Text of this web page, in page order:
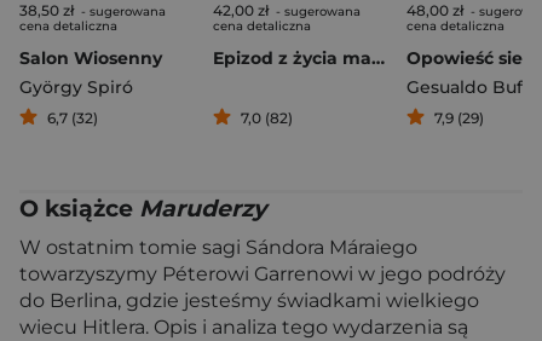
38,50 zł - sugerowana
cena detaliczna
Salon Wiosenny
György Spiró
6,7 (32)
42,00 zł - sugerowana
cena detaliczna
Epizod z życia malarza podróźnika
7,0 (82)
48,00 zł -
cena detaliczna
Gesualdo
7,9 (29)
O książce Maruderzy
W ostatnim tomie sagi Sándora Máraiego
towarzyszymy Péterowi Garrenowi w jego podróży
do Berlina, gdzie jesteśmy świadkami wielkiego
wiecu Hitlera. Opis i analiza tego wydarzenia są